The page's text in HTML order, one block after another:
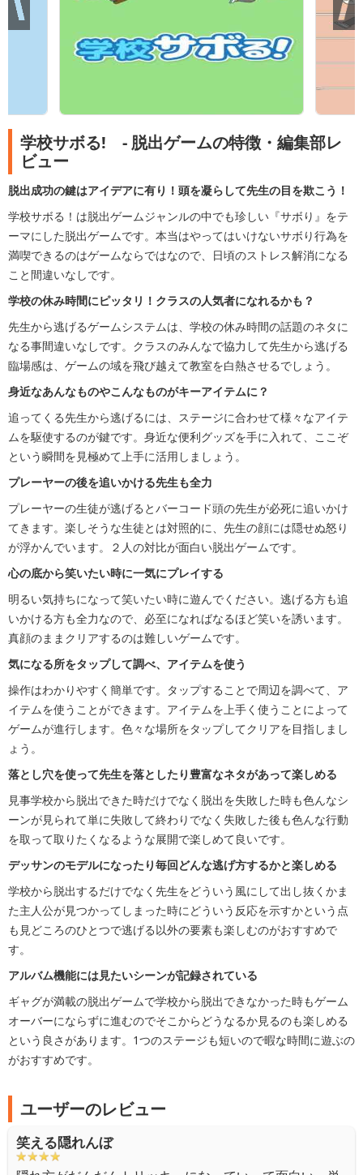
学校サボる! - 脱出ゲームの特徴・編集部レ
ビュー
脱出成功の鍵はアイデアに有り！頭を凝らして先生の目を欺こう！
学校サボる！は脱出ゲームジャンルの中でも珍しい『サボり』をテ
ーマにした脱出ゲームです。本当はやってはいけないサボり行為を
満喫できるのはゲームならではなので、日頃のストレス解消になる
こと間違いなしです。
学校の休み時間にピッタリ！クラスの人気者になれるかも？
先生から逃げるゲームシステムは、学校の休み時間の話題のネタに
なる事間違いなしです。クラスのみんなで協力して先生から逃げる
臨場感は、ゲームの域を飛び越えて教室を白熱させるでしょう。
身近なあんなものやこんなものがキーアイテムに？
追ってくる先生から逃げるには、ステージに合わせて様々なアイテ
ムを駆使するのが鍵です。身近な便利グッズを手に入れて、ここぞ
という瞬間を見極めて上手に活用しましょう。
プレーヤーの後を追いかける先生も全力
プレーヤーの生徒が逃げるとバーコード頭の先生が必死に追いかけ
てきます。楽しそうな生徒とは対照的に、先生の顔には隠せぬ怒り
が浮かんでいます。２人の対比が面白い脱出ゲームです。
心の底から笑いたい時に一気にプレイする
明るい気持ちになって笑いたい時に遊んでください。逃げる方も追
いかける方も全力なので、必至になればなるほど笑いを誘います。
真顔のままクリアするのは難しいゲームです。
気になる所をタップして調べ、アイテムを使う
操作はわかりやすく簡単です。タップすることで周辺を調べて、ア
イテムを使うことができます。アイテムを上手く使うことによって
ゲームが進行します。色々な場所をタップしてクリアを目指しまし
ょう。
落とし穴を使って先生を落としたり豊富なネタがあって楽しめる
見事学校から脱出できた時だけでなく脱出を失敗した時も色んなシ
ーンが見られて単に失敗して終わりでなく失敗した後も色んな行動
を取って取りたくなるような展開で楽しめて良いです。
デッサンのモデルになったり毎回どんな逃げ方するかと楽しめる
学校から脱出するだけでなく先生をどういう風にして出し抜くかま
た主人公が見つかってしまった時にどういう反応を示すかという点
も見どころのひとつで逃げる以外の要素も楽しむのがおすすめで
す。
アルバム機能には見たいシーンが記録されている
ギャグが満載の脱出ゲームで学校から脱出できなかった時もゲーム
オーバーにならずに進むのでそこからどうなるか見るのも楽しめる
という良さがあります。1つのステージも短いので暇な時間に遊ぶの
がおすすめです。
ユーザーのレビュー
笑える隠れんぼ